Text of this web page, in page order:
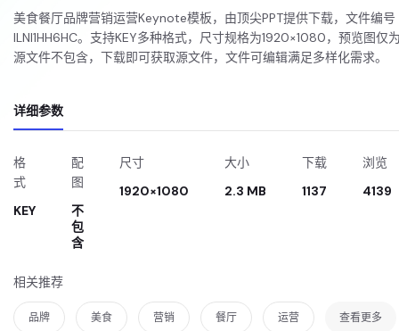
美食餐厅品牌营销运营Keynote模板，由顶尖PPT提供下载，文件编号
ILNI1HH6HC。支持KEY多种格式，尺寸规格为1920×1080，预览图仅
源文件不包含，下载即可获取源文件，文件可编辑满足多样化需求。
详细参数
格
式
KEY
配
图
不
包
含
尺寸
1920×1080
大小
2.3 MB
下载
1137
浏览
4139
相关推荐
品牌 美食 营销 餐厅 运营 查看更多